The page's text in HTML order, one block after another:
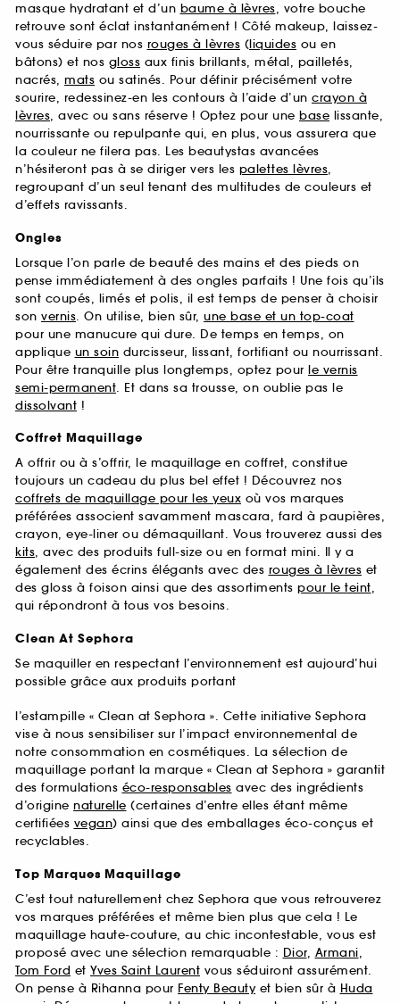
masque hydratant et d’un baume à lèvres, votre bouche
retrouve sont éclat instantanément ! Côté makeup, laissez-
vous séduire par nos rouges à lèvres (liquides ou en
bâtons) et nos gloss aux finis brillants, métal, pailletés,
nacrés, mats ou satinés. Pour définir précisément votre
sourire, redessinez-en les contours à l’aide d’un crayon à
lèvres, avec ou sans réserve ! Optez pour une base lissante,
nourrissante ou repulpante qui, en plus, vous assurera que
la couleur ne filera pas. Les beautystas avancées
n’hésiteront pas à se diriger vers les palettes lèvres,
regroupant d’un seul tenant des multitudes de couleurs et
d’effets ravissants.
Ongles
Lorsque l’on parle de beauté des mains et des pieds on
pense immédiatement à des ongles parfaits ! Une fois qu’ils
sont coupés, limés et polis, il est temps de penser à choisir
son vernis. On utilise, bien sûr, une base et un top-coat
pour une manucure qui dure. De temps en temps, on
applique un soin durcisseur, lissant, fortifiant ou nourrissant.
Pour être tranquille plus longtemps, optez pour le vernis
semi-permanent. Et dans sa trousse, on oublie pas le
dissolvant !
Coffret Maquillage
A offrir ou à s’offrir, le maquillage en coffret, constitue
toujours un cadeau du plus bel effet ! Découvrez nos
coffrets de maquillage pour les yeux où vos marques
préférées associent savamment mascara, fard à paupières,
crayon, eye-liner ou démaquillant. Vous trouverez aussi des
kits, avec des produits full-size ou en format mini. Il y a
également des écrins élégants avec des rouges à lèvres et
des gloss à foison ainsi que des assortiments pour le teint,
qui répondront à tous vos besoins.
Clean At Sephora
Se maquiller en respectant l’environnement est aujourd’hui
possible grâce aux produits portant
l’estampille « Clean at Sephora ». Cette initiative Sephora
vise à nous sensibiliser sur l’impact environnemental de
notre consommation en cosmétiques. La sélection de
maquillage portant la marque « Clean at Sephora » garantit
des formulations éco-responsables avec des ingrédients
d’origine naturelle (certaines d’entre elles étant même
certifiées vegan) ainsi que des emballages éco-conçus et
recyclables.
Top Marques Maquillage
C’est tout naturellement chez Sephora que vous retrouverez
vos marques préférées et même bien plus que cela ! Le
maquillage haute-couture, au chic incontestable, vous est
proposé avec une sélection remarquable : Dior, Armani,
Tom Ford et Yves Saint Laurent vous séduiront assurément.
On pense à Rihanna pour Fenty Beautyet bien sûr à Huda